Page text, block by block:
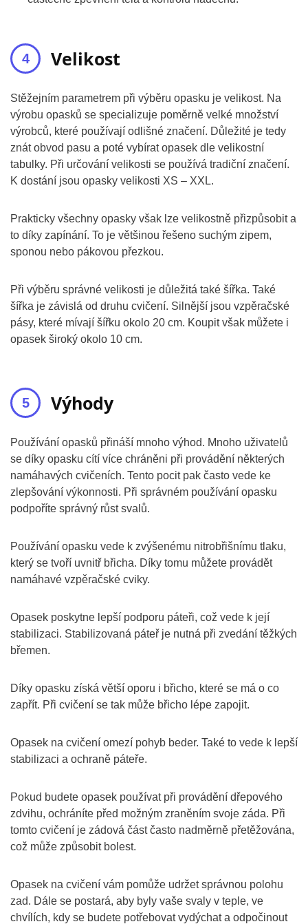
Velikost
Stěžejním parametrem při výběru opasku je velikost. Na
výrobu opasků se specializuje poměrně velké množství
výrobců, které používají odlišné značení. Důležité je tedy
znát obvod pasu a poté vybírat opasek dle velikostní
tabulky. Při určování velikosti se používá tradiční značení.
K dostání jsou opasky velikosti XS – XXL.
Prakticky všechny opasky však lze velikostně přizpůsobit a
to díky zapínání. To je většinou řešeno suchým zipem,
sponou nebo pákovou přezkou.
Při výběru správné velikosti je důležitá také šířka. Také
šířka je závislá od druhu cvičení. Silnější jsou vzpěračské
pásy, které mívají šířku okolo 20 cm. Koupit však můžete i
opasek široký okolo 10 cm.
Výhody
Používání opasků přináší mnoho výhod. Mnoho uživatelů
se díky opasku cítí více chráněni při provádění některých
namáhavých cvičeních. Tento pocit pak často vede ke
zlepšování výkonnosti. Při správném používání opasku
podpoříte správný růst svalů.
Používání opasku vede k zvýšenému nitrobřišnímu tlaku,
který se tvoří uvnitř břicha. Díky tomu můžete provádět
namáhavé vzpěračské cviky.
Opasek poskytne lepší podporu páteři, což vede k její
stabilizaci. Stabilizovaná páteř je nutná při zvedání těžkých
břemen.
Díky opasku získá větší oporu i břicho, které se má o co
zapřít. Při cvičení se tak může břicho lépe zapojit.
Opasek na cvičení omezí pohyb beder. Také to vede k lepší
stabilizaci a ochraně páteře.
Pokud budete opasek používat při provádění dřepového
zdvihu, ochráníte před možným zraněním svoje záda. Při
tomto cvičení je zádová část často nadměrně přetěžována,
což může způsobit bolest.
Opasek na cvičení vám pomůže udržet správnou polohu
zad. Dále se postará, aby byly vaše svaly v teple, ve
chvílích, kdy se budete potřebovat vydýchat a odpočinout